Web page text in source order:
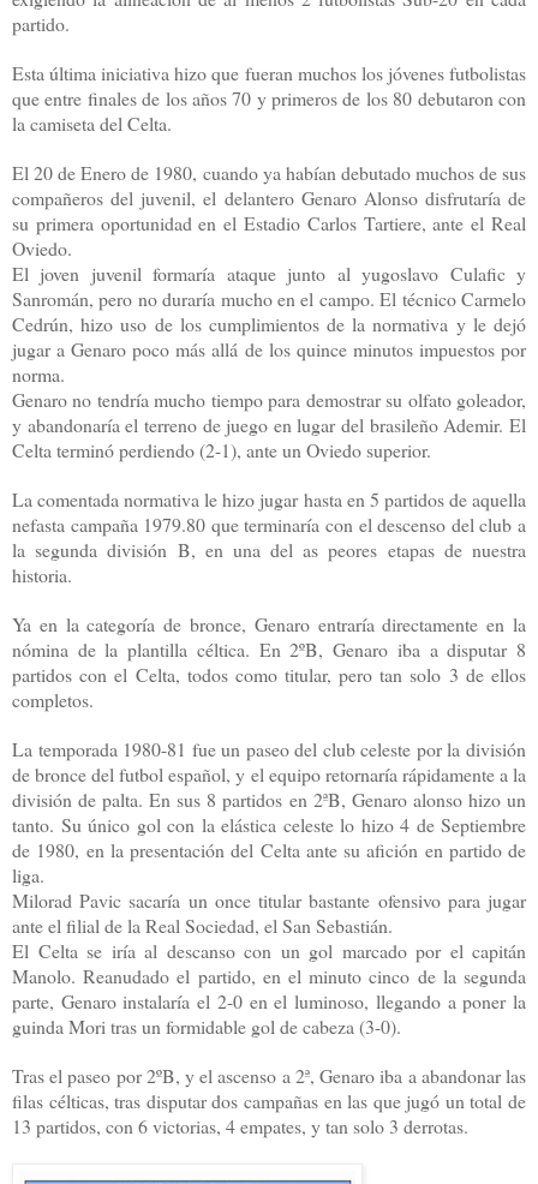
partido.
Esta última iniciativa hizo que fueran muchos los jóvenes futbolistas
que entre finales de los años 70 y primeros de los 80 debutaron con
la camiseta del Celta.
El 20 de Enero de 1980, cuando ya habían debutado muchos de sus
compañeros del juvenil, el delantero Genaro Alonso disfrutaría de
su primera oportunidad en el Estadio Carlos Tartiere, ante el Real
Oviedo.
El joven juvenil formaría ataque junto al yugoslavo Culafic y
Sanromán, pero no duraría mucho en el campo. El técnico Carmelo
Cedrún, hizo uso de los cumplimientos de la normativa y le dejó
jugar a Genaro poco más allá de los quince minutos impuestos por
norma.
Genaro no tendría mucho tiempo para demostrar su olfato goleador,
y abandonaría el terreno de juego en lugar del brasileño Ademir. El
Celta terminó perdiendo (2-1), ante un Oviedo superior.
La comentada normativa le hizo jugar hasta en 5 partidos de aquella
nefasta campaña 1979.80 que terminaría con el descenso del club a
la segunda división B, en una del as peores etapas de nuestra
historia.
Ya en la categoría de bronce, Genaro entraría directamente en la
nómina de la plantilla céltica. En 2ºB, Genaro iba a disputar 8
partidos con el Celta, todos como titular, pero tan solo 3 de ellos
completos.
La temporada 1980-81 fue un paseo del club celeste por la división
de bronce del futbol español, y el equipo retornaría rápidamente a la
división de palta. En sus 8 partidos en 2ªB, Genaro alonso hizo un
tanto. Su único gol con la elástica celeste lo hizo 4 de Septiembre
de 1980, en la presentación del Celta ante su afición en partido de
liga.
Milorad Pavic sacaría un once titular bastante ofensivo para jugar
ante el filial de la Real Sociedad, el San Sebastián.
El Celta se iría al descanso con un gol marcado por el capitán
Manolo. Reanudado el partido, en el minuto cinco de la segunda
parte, Genaro instalaría el 2-0 en el luminoso, llegando a poner la
guinda Mori tras un formidable gol de cabeza (3-0).
Tras el paseo por 2ºB, y el ascenso a 2ª, Genaro iba a abandonar las
filas célticas, tras disputar dos campañas en las que jugó un total de
13 partidos, con 6 victorias, 4 empates, y tan solo 3 derrotas.